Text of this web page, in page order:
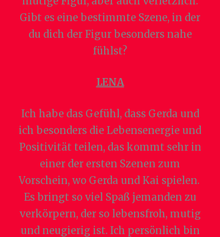
Gibt es eine bestimmte Szene, in der
du dich der Figur besonders nahe
fühlst?
LENA
Ich habe das Gefühl, dass Gerda und
ich besonders die Lebensenergie und
Positivität teilen, das kommt sehr in
einer der ersten Szenen zum
Vorschein, wo Gerda und Kai spielen.
Es bringt so viel Spaß jemanden zu
verkörpern, der so lebensfroh, mutig
und neugierig ist. Ich persönlich bin